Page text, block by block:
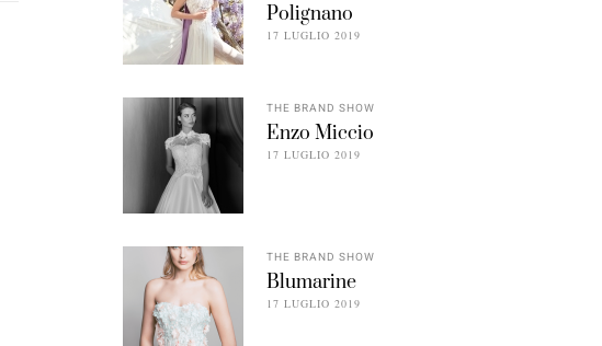
Polignano
17 LUGLIO 2019
THE BRAND SHOW
Enzo Miccio
17 LUGLIO 2019
THE BRAND SHOW
Blumarine
17 LUGLIO 2019